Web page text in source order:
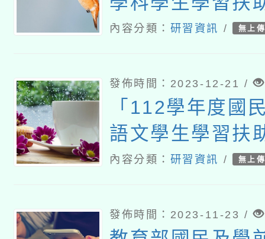
計畫」之國民小
計畫
內容分類： 研習資訊 / 無上
發佈時間：2023-12-21 /
「112學年度國
語文學生學習扶
習」臺中及高雄
內容分類： 研習資訊 / 無上
發佈時間：2023-11-23 /